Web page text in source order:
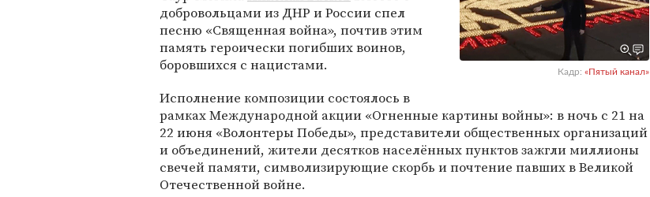
Кадр: «Пятый канал»
добровольцами из ДНР и России спел
песню «Священная война», почтив этим
память героически погибших воинов,
боровшихся с нацистами.
Исполнение композиции состоялось в
рамках Международной акции «Огненные картины войны»: в ночь с 21 на
22 июня «Волонтеры Победы», представители общественных организаций
и объединений, жители десятков населённых пунктов зажгли миллионы
свечей памяти, символизирующие скорбь и почтение павших в Великой
Отечественной войне.